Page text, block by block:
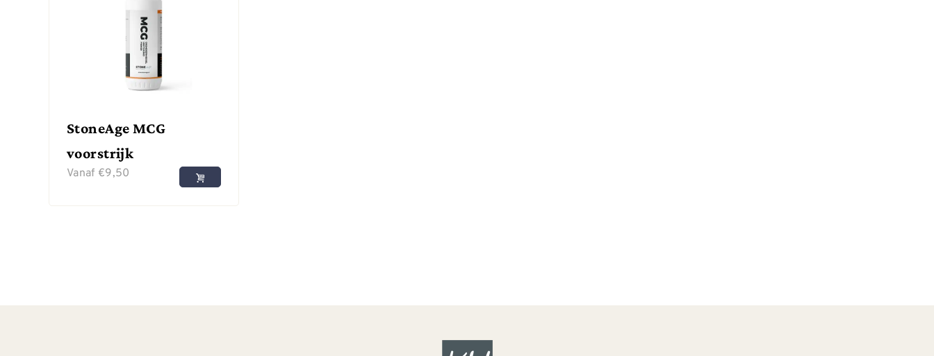
StoneAge MCG
voorstrijk
Vanaf €9,50